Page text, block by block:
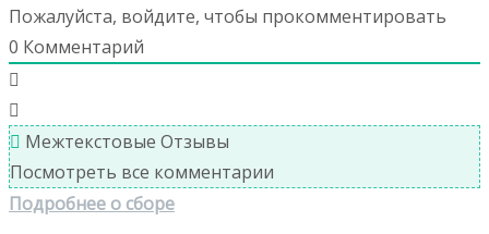
Пожалуйста, войдите, чтобы прокомментировать
0 Комментарий
Межтекстовые Отзывы
Посмотреть все комментарии
Подробнее о сборе